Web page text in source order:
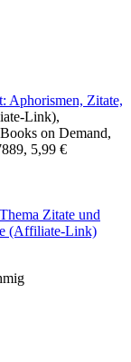
Aphorismen, Zitate,
Link),
on Demand,
5,99 €
Zitate und
(Affiliate-Link)